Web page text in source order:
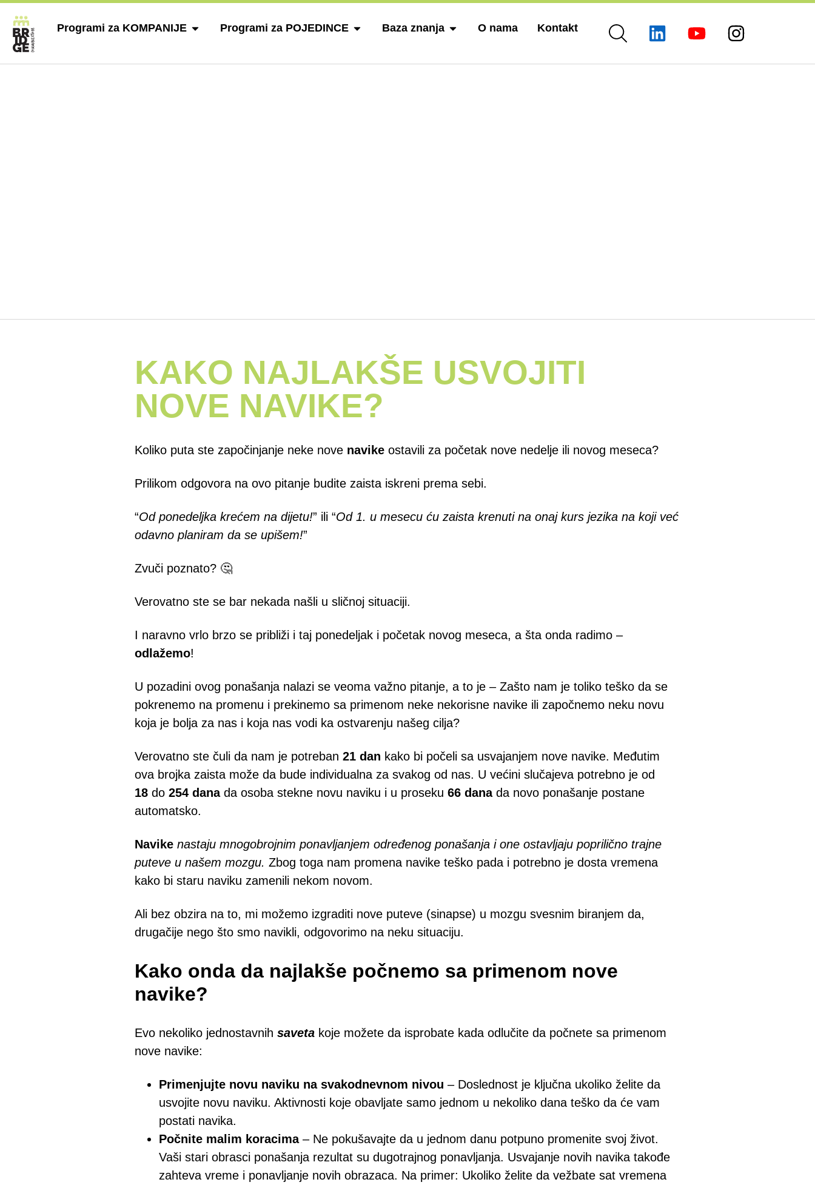
Programi za KOMPANIJE Programi za POJEDINCE Baza znanja O nama Kontakt
KAKO NAJLAKŠE USVOJITI
NOVE NAVIKE?
Koliko puta ste započinjanje neke nove navike ostavili za početak nove nedelje ili novog meseca?
Prilikom odgovora na ovo pitanje budite zaista iskreni prema sebi.
“Od ponedeljka krećem na dijetu!” ili “Od 1. u mesecu ću zaista krenuti na onaj kurs jezika na koji već
odavno planiram da se upišem!”
Zvuči poznato? 🤔
Verovatno ste se bar nekada našli u sličnoj situaciji.
I naravno vrlo brzo se približi i taj ponedeljak i početak novog meseca, a šta onda radimo –
odlažemo!
U pozadini ovog ponašanja nalazi se veoma važno pitanje, a to je – Zašto nam je toliko teško da se
pokrenemo na promenu i prekinemo sa primenom neke nekorisne navike ili započnemo neku novu
koja je bolja za nas i koja nas vodi ka ostvarenju našeg cilja?
Verovatno ste čuli da nam je potreban 21 dan kako bi počeli sa usvajanjem nove navike. Međutim
ova brojka zaista može da bude individualna za svakog od nas. U većini slučajeva potrebno je od
18 do 254 danada osoba stekne novu naviku i u proseku 66 danada novo ponašanje postane
automatsko.
Navike nastaju mnogobrojnim ponavljanjem određenog ponašanja i one ostavljaju poprilično trajne
puteve u našem mozgu. Zbog toga nam promena navike teško pada i potrebno je dosta vremena
kako bi staru naviku zamenili nekom novom.
Ali bez obzira na to, mi možemo izgraditi nove puteve (sinapse) u mozgu svesnim biranjem da,
drugačije nego što smo navikli, odgovorimo na neku situaciju.
Kako onda da najlakše počnemo sa primenom nove
navike?
Evo nekoliko jednostavnih saveta koje možete da isprobate kada odlučite da počnete sa primenom
nove navike:
Primenjujte novu naviku na svakodnevnom nivou – Doslednost je ključna ukoliko želite da
usvojite novu naviku. Aktivnosti koje obavljate samo jednom u nekoliko dana teško da će vam
postati navika.
Počnite malim koracima– Ne pokušavajte da u jednom danu potpuno promenite svoj život.
Vaši stari obrasci ponašanja rezultat su dugotrajnog ponavljanja. Usvajanje novih navika takođe
zahteva vreme i ponavljanje novih obrazaca. Na primer: Ukoliko želite da vežbate sat vremena